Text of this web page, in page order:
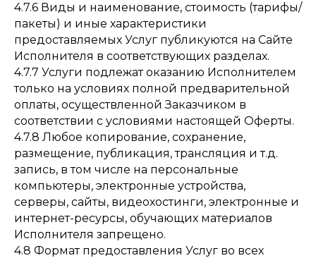
4.7.6 Виды и наименование, стоимость (тарифы/
пакеты) и иные характеристики
предоставляемых Услуг публикуются на Сайте
Исполнителя в соответствующих разделах.
4.7.7 Услуги подлежат оказанию Исполнителем
только на условиях полной предварительной
оплаты, осуществленной Заказчиком в
соответствии с условиями настоящей Оферты.
4.7.8 Любое копирование, сохранение,
размещение, публикация, трансляция и т.д.
запись, в том числе на персональные
компьютеры, электронные устройства,
серверы, сайты, видеохостинги, электронные и
интернет-ресурсы, обучающих материалов
Исполнителя запрещено.
4.8 Формат предоставления Услуг во всех